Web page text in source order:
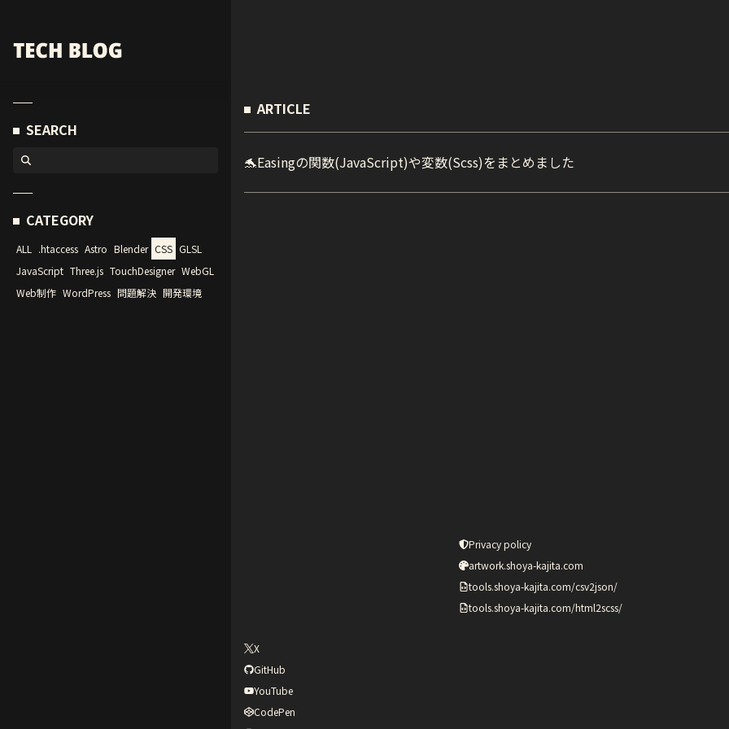
SEARCH
CATEGORY
ALL .htaccess Astro Blender CSS GLSL
JavaScript Three.js TouchDesigner WebGL
Web制作 WordPress 問題解決 開発環境
ARTICLE
🐬Easingの関数(JavaScript)や変数(Scss)をまとめました
Privacy policy
artwork.shoya-kajita.com
tools.shoya-kajita.com/csv2json/
tools.shoya-kajita.com/html2scss/
X
GitHub
YouTube
CodePen